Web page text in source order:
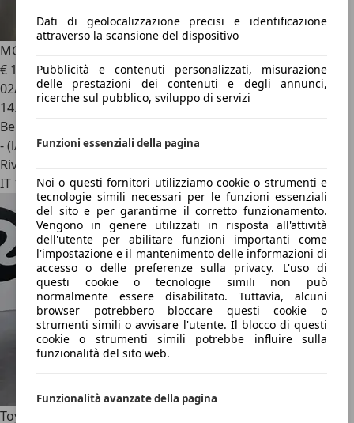
Dati di geolocalizzazione precisi e identificazione
attraverso la scansione del dispositivo
Pubblicità e contenuti personalizzati, misurazione
delle prestazioni dei contenuti e degli annunci,
ricerche sul pubblico, sviluppo di servizi
Funzioni essenziali della pagina
Noi o questi fornitori utilizziamo cookie o strumenti e
tecnologie simili necessari per le funzioni essenziali
del sito e per garantirne il corretto funzionamento.
Vengono in genere utilizzati in risposta all'attività
dell'utente per abilitare funzioni importanti come
l'impostazione e il mantenimento delle informazioni di
accesso o delle preferenze sulla privacy. L'uso di
questi cookie o tecnologie simili non può
normalmente essere disabilitato. Tuttavia, alcuni
browser potrebbero bloccare questi cookie o
strumenti simili o avvisare l'utente. Il blocco di questi
cookie o strumenti simili potrebbe influire sulla
funzionalità del sito web.
Funzionalità avanzate della pagina
MG MG3
€ 11.6901
02/2025
14.063 km
Benzina
- (l/100 km)
Rivenditore
IT 13876
Toyota Aygo X